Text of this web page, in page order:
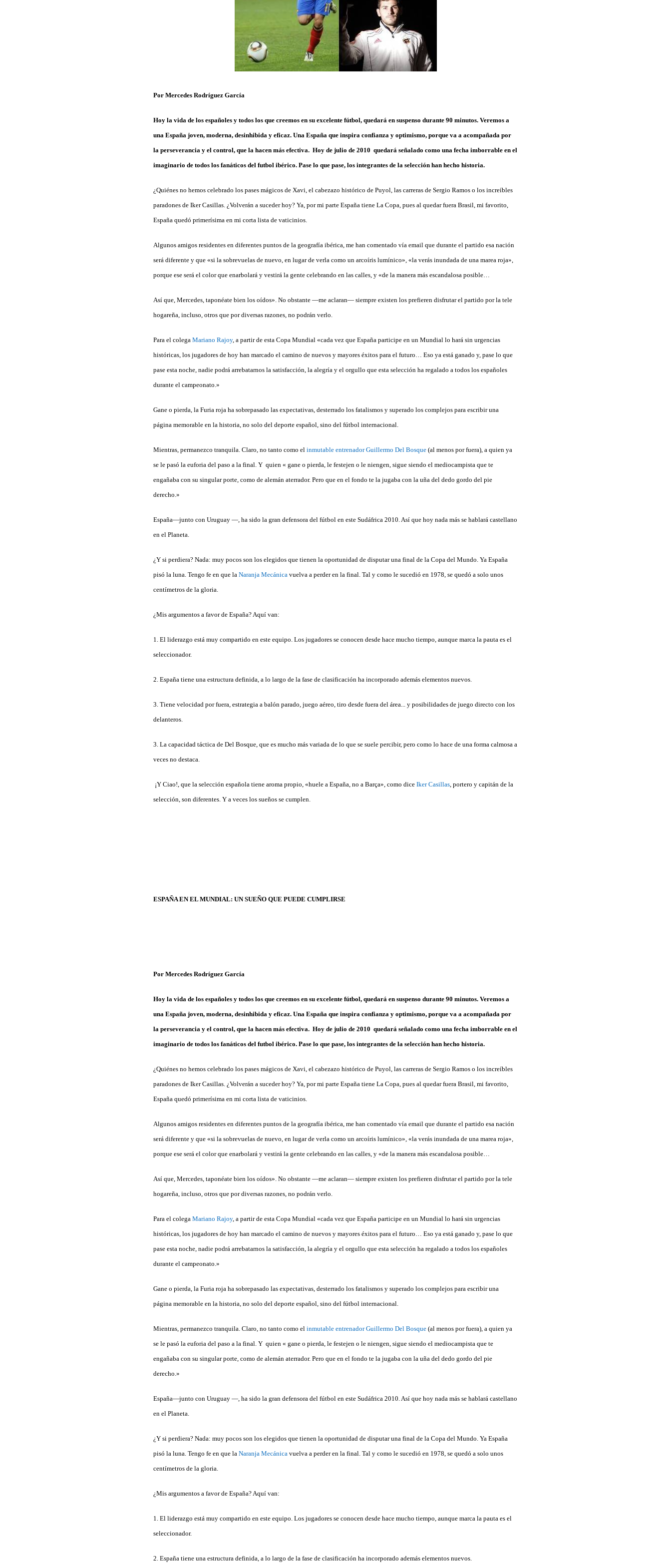
Por Mercedes Rodríguez García
Hoy la vida de los españoles y todos los que creemos en su excelente fútbol, quedará en suspenso durante 90 minutos. Veremos a
una España joven, moderna, desinhibida y eficaz. Una España que inspira confianza y optimismo, porque va a acompañada por
la perseverancia y el control, que la hacen más efectiva. Hoy de julio de 2010 quedará señalado como una fecha imborrable en el
imaginario de todos los fanáticos del futbol ibérico. Pase lo que pase, los integrantes de la selección han hecho historia.
¿Quiénes no hemos celebrado los pases mágicos de Xavi, el cabezazo histórico de Puyol, las carreras de Sergio Ramos o los increíbles
paradones de Iker Casillas. ¿Volverán a suceder hoy? Ya, por mi parte España tiene La Copa, pues al quedar fuera Brasil, mi favorito,
España quedó primerísima en mi corta lista de vaticinios.
Algunos amigos residentes en diferentes puntos de la geografía ibérica, me han comentado vía email que durante el partido esa nación
será diferente y que «si la sobrevuelas de nuevo, en lugar de verla como un arcoíris lumínico», «la verás inundada de una marea roja»,
porque ese será el color que enarbolará y vestirá la gente celebrando en las calles, y «de la manera más escandalosa posible…
Así que, Mercedes, taponéate bien los oídos». No obstante —me aclaran— siempre existen los prefieren disfrutar el partido por la tele
hogareña, incluso, otros que por diversas razones, no podrán verlo.
Para el colega Mariano Rajoy, a partir de esta Copa Mundial «cada vez que España participe en un Mundial lo hará sin urgencias
históricas, los jugadores de hoy han marcado el camino de nuevos y mayores éxitos para el futuro… Eso ya está ganado y, pase lo que
pase esta noche, nadie podrá arrebatarnos la satisfacción, la alegría y el orgullo que esta selección ha regalado a todos los españoles
durante el campeonato.»
Gane o pierda, la Furia roja ha sobrepasado las expectativas, desterrado los fatalismos y superado los complejos para escribir una
página memorable en la historia, no solo del deporte español, sino del fútbol internacional.
Mientras, permanezco tranquila. Claro, no tanto como el inmutable entrenador Guillermo Del Bosque (al menos por fuera), a quien ya
se le pasó la euforia del paso a la final. Y quien « gane o pierda, le festejen o le niengen, sigue siendo el mediocampista que te
engañaba con su singular porte, como de alemán aterrador. Pero que en el fondo te la jugaba con la uña del dedo gordo del pie
derecho.»
España—junto con Uruguay —, ha sido la gran defensora del fútbol en este Sudáfrica 2010. Así que hoy nada más se hablará castellano
en el Planeta.
¿Y si perdiera? Nada: muy pocos son los elegidos que tienen la oportunidad de disputar una final de la Copa del Mundo. Ya España
pisó la luna. Tengo fe en que la Naranja Mecánica vuelva a perder en la final. Tal y como le sucedió en 1978, se quedó a solo unos
centímetros de la gloria.
¿Mis argumentos a favor de España? Aquí van:
1. El liderazgo está muy compartido en este equipo. Los jugadores se conocen desde hace mucho tiempo, aunque marca la pauta es el
seleccionador.
2. España tiene una estructura definida, a lo largo de la fase de clasificación ha incorporado además elementos nuevos.
3. Tiene velocidad por fuera, estrategia a balón parado, juego aéreo, tiro desde fuera del área... y posibilidades de juego directo con los
delanteros.
3. La capacidad táctica de Del Bosque, que es mucho más variada de lo que se suele percibir, pero como lo hace de una forma calmosa a
veces no destaca.
¡Y Ciao!, que la selección española tiene aroma propio, «huele a España, no a Barça», como dice Iker Casillas , portero y capitán de la
selección, son diferentes. Y a veces los sueños se cumplen.
ESPAÑA EN EL MUNDIAL: UN SUEÑO QUE PUEDE CUMPLIRSE
Por Mercedes Rodríguez García
Hoy la vida de los españoles y todos los que creemos en su excelente fútbol, quedará en suspenso durante 90 minutos. Veremos a
una España joven, moderna, desinhibida y eficaz. Una España que inspira confianza y optimismo, porque va a acompañada por
la perseverancia y el control, que la hacen más efectiva. Hoy de julio de 2010 quedará señalado como una fecha imborrable en el
imaginario de todos los fanáticos del futbol ibérico. Pase lo que pase, los integrantes de la selección han hecho historia.
¿Quiénes no hemos celebrado los pases mágicos de Xavi, el cabezazo histórico de Puyol, las carreras de Sergio Ramos o los increíbles
paradones de Iker Casillas. ¿Volverán a suceder hoy? Ya, por mi parte España tiene La Copa, pues al quedar fuera Brasil, mi favorito,
España quedó primerísima en mi corta lista de vaticinios.
Algunos amigos residentes en diferentes puntos de la geografía ibérica, me han comentado vía email que durante el partido esa nación
será diferente y que «si la sobrevuelas de nuevo, en lugar de verla como un arcoíris lumínico», «la verás inundada de una marea roja»,
porque ese será el color que enarbolará y vestirá la gente celebrando en las calles, y «de la manera más escandalosa posible…
Así que, Mercedes, taponéate bien los oídos». No obstante —me aclaran— siempre existen los prefieren disfrutar el partido por la tele
hogareña, incluso, otros que por diversas razones, no podrán verlo.
Para el colega Mariano Rajoy, a partir de esta Copa Mundial «cada vez que España participe en un Mundial lo hará sin urgencias
históricas, los jugadores de hoy han marcado el camino de nuevos y mayores éxitos para el futuro… Eso ya está ganado y, pase lo que
pase esta noche, nadie podrá arrebatarnos la satisfacción, la alegría y el orgullo que esta selección ha regalado a todos los españoles
durante el campeonato.»
Gane o pierda, la Furia roja ha sobrepasado las expectativas, desterrado los fatalismos y superado los complejos para escribir una
página memorable en la historia, no solo del deporte español, sino del fútbol internacional.
Mientras, permanezco tranquila. Claro, no tanto como el inmutable entrenador Guillermo Del Bosque (al menos por fuera), a quien ya
se le pasó la euforia del paso a la final. Y quien « gane o pierda, le festejen o le niengen, sigue siendo el mediocampista que te
engañaba con su singular porte, como de alemán aterrador. Pero que en el fondo te la jugaba con la uña del dedo gordo del pie
derecho.»
España—junto con Uruguay —, ha sido la gran defensora del fútbol en este Sudáfrica 2010. Así que hoy nada más se hablará castellano
en el Planeta.
¿Y si perdiera? Nada: muy pocos son los elegidos que tienen la oportunidad de disputar una final de la Copa del Mundo. Ya España
pisó la luna. Tengo fe en que la Naranja Mecánica vuelva a perder en la final. Tal y como le sucedió en 1978, se quedó a solo unos
centímetros de la gloria.
¿Mis argumentos a favor de España? Aquí van:
1. El liderazgo está muy compartido en este equipo. Los jugadores se conocen desde hace mucho tiempo, aunque marca la pauta es el
seleccionador.
2. España tiene una estructura definida, a lo largo de la fase de clasificación ha incorporado además elementos nuevos.